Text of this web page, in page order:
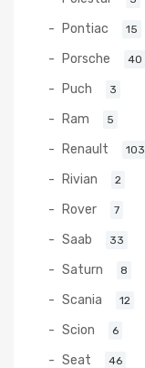
Pontiac 15
Porsche 40
Puch 3
Ram 5
Renault 103
Rivian 2
Rover 7
Saab 33
Saturn 8
Scania 12
Scion 6
Seat 46